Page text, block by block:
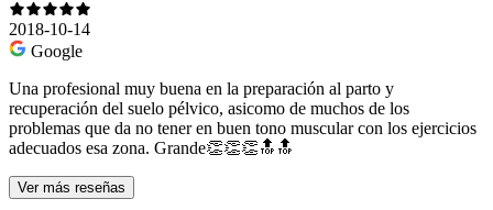
2018-10-14
Google
Una profesional muy buena en la preparación al parto y
recuperación del suelo pélvico, asicomo de muchos de los
problemas que da no tener en buen tono muscular con los ejercicios
adecuados esa zona. Grande👏👏👏🔝🔝
Ver más reseñas